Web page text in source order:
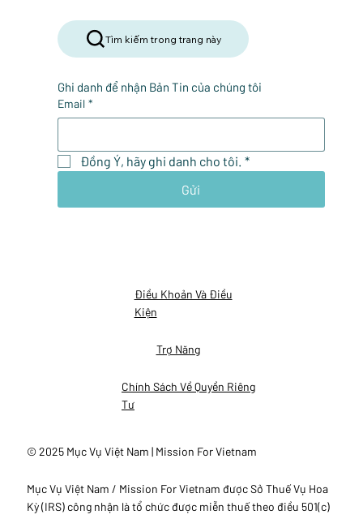
Điều Khoản Và Điều
Kiện
Trợ Năng
Chính Sách Về Quyền Riêng
Tư
© 2025 Mục Vụ Việt Nam | Mission For Vietnam
Mục Vụ Việt Nam / Mission For Vietnam được Sở Thuế Vụ Hoa
Kỳ (IRS) công nhận là tổ chức được miễn thuế theo điều 501(c)
Tìm kiếm trong trang này
Ghi danh để nhận Bản Tin của chúng tôi
Email *
Đồng Ý, hãy ghi danh cho tôi. *
Gửi